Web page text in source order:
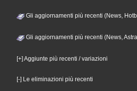
Gli aggiornamenti più recenti (News,
Gli aggiornamenti più recenti (News,
[+] Aggiunte più recenti / variazioni
[-] Le eliminazioni più recenti